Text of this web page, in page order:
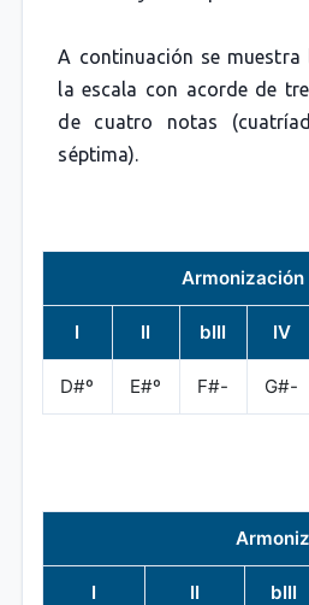
A continuación se muestra
la escala con acorde de
de cuatro notas
séptima).
I II bIII IV
D#º E#º F#- G#-
I II bIII